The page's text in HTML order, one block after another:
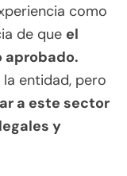
como
de que el
aprobado.
entidad, pero
a este sector
y